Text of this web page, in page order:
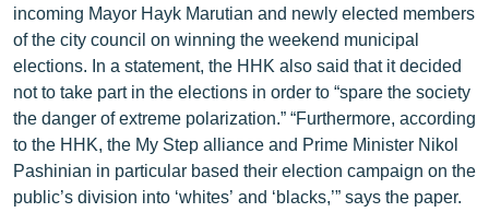
Հայերեն
English
Русский
ՀԵՏԵՎԵՔ ՄԵԶ
incoming Mayor Hayk Marutian and newly elected members
of the city council on winning the weekend municipal
elections. In a statement, the HHK also said that it decided
not to take part in the elections in order to “spare the society
the danger of extreme polarization.” “Furthermore, according
to the HHK, the My Step alliance and Prime Minister Nikol
Pashinian in particular based their election campaign on the
public’s division into ‘whites’ and ‘blacks,’” says the paper.